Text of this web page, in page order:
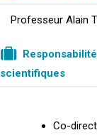
Professeur Alain
scientifiques
Co-